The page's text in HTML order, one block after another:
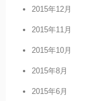
2015年12月
2015年11月
2015年10月
2015年8月
2015年6月